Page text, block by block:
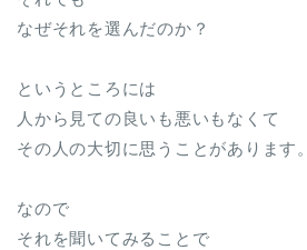
なぜそれを選んだのか？
というところには
人から見ての良いも悪いもなくて
その人の大切に思うことがあります。
なので
それを聞いてみることで